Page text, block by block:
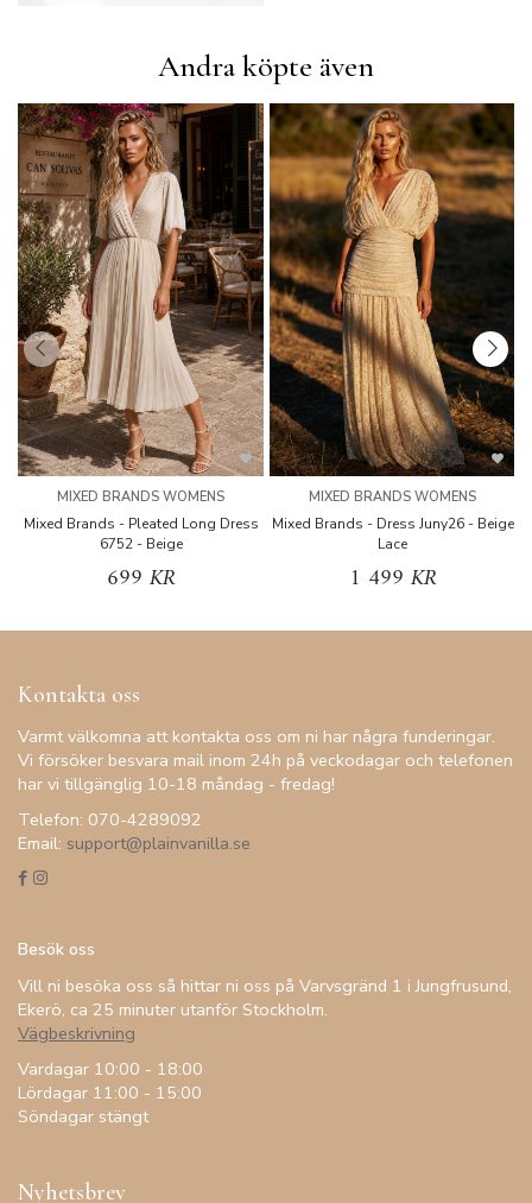
Andra köpte även
MIXED BRANDS WOMENS
Mixed Brands - Pleated Long Dress
6752 - Beige
699 KR
MIXED BRANDS WOMENS
Mixed Brands - Dress Juny26 - Beige
Lace
1 499 KR
Kontakta oss
Varmt välkomna att kontakta oss om ni har några funderingar.
Vi försöker besvara mail inom 24h på veckodagar och telefonen
har vi tillgänglig 10-18 måndag - fredag!
Telefon: 070-4289092
Email: support@plainvanilla.se
Besök oss
Vill ni besöka oss så hittar ni oss på Varvsgränd 1 i Jungfrusund,
Ekerö, ca 25 minuter utanför Stockholm.
Vägbeskrivning
Vardagar 10:00 - 18:00
Lördagar 11:00 - 15:00
Söndagar stängt
Nyhetsbrev